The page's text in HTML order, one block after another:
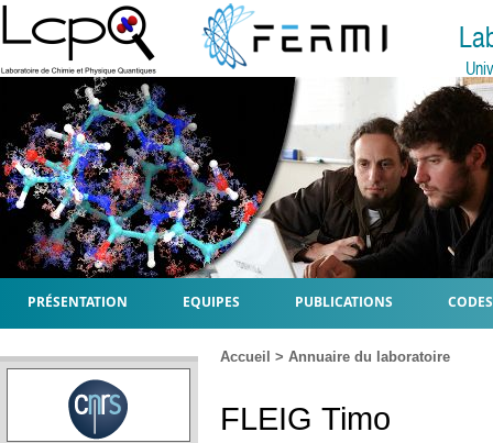
PRÉSENTATION EQUIPES PUBLICATIONS
Accueil > Annuaire du laboratoire
FLEIG Timo